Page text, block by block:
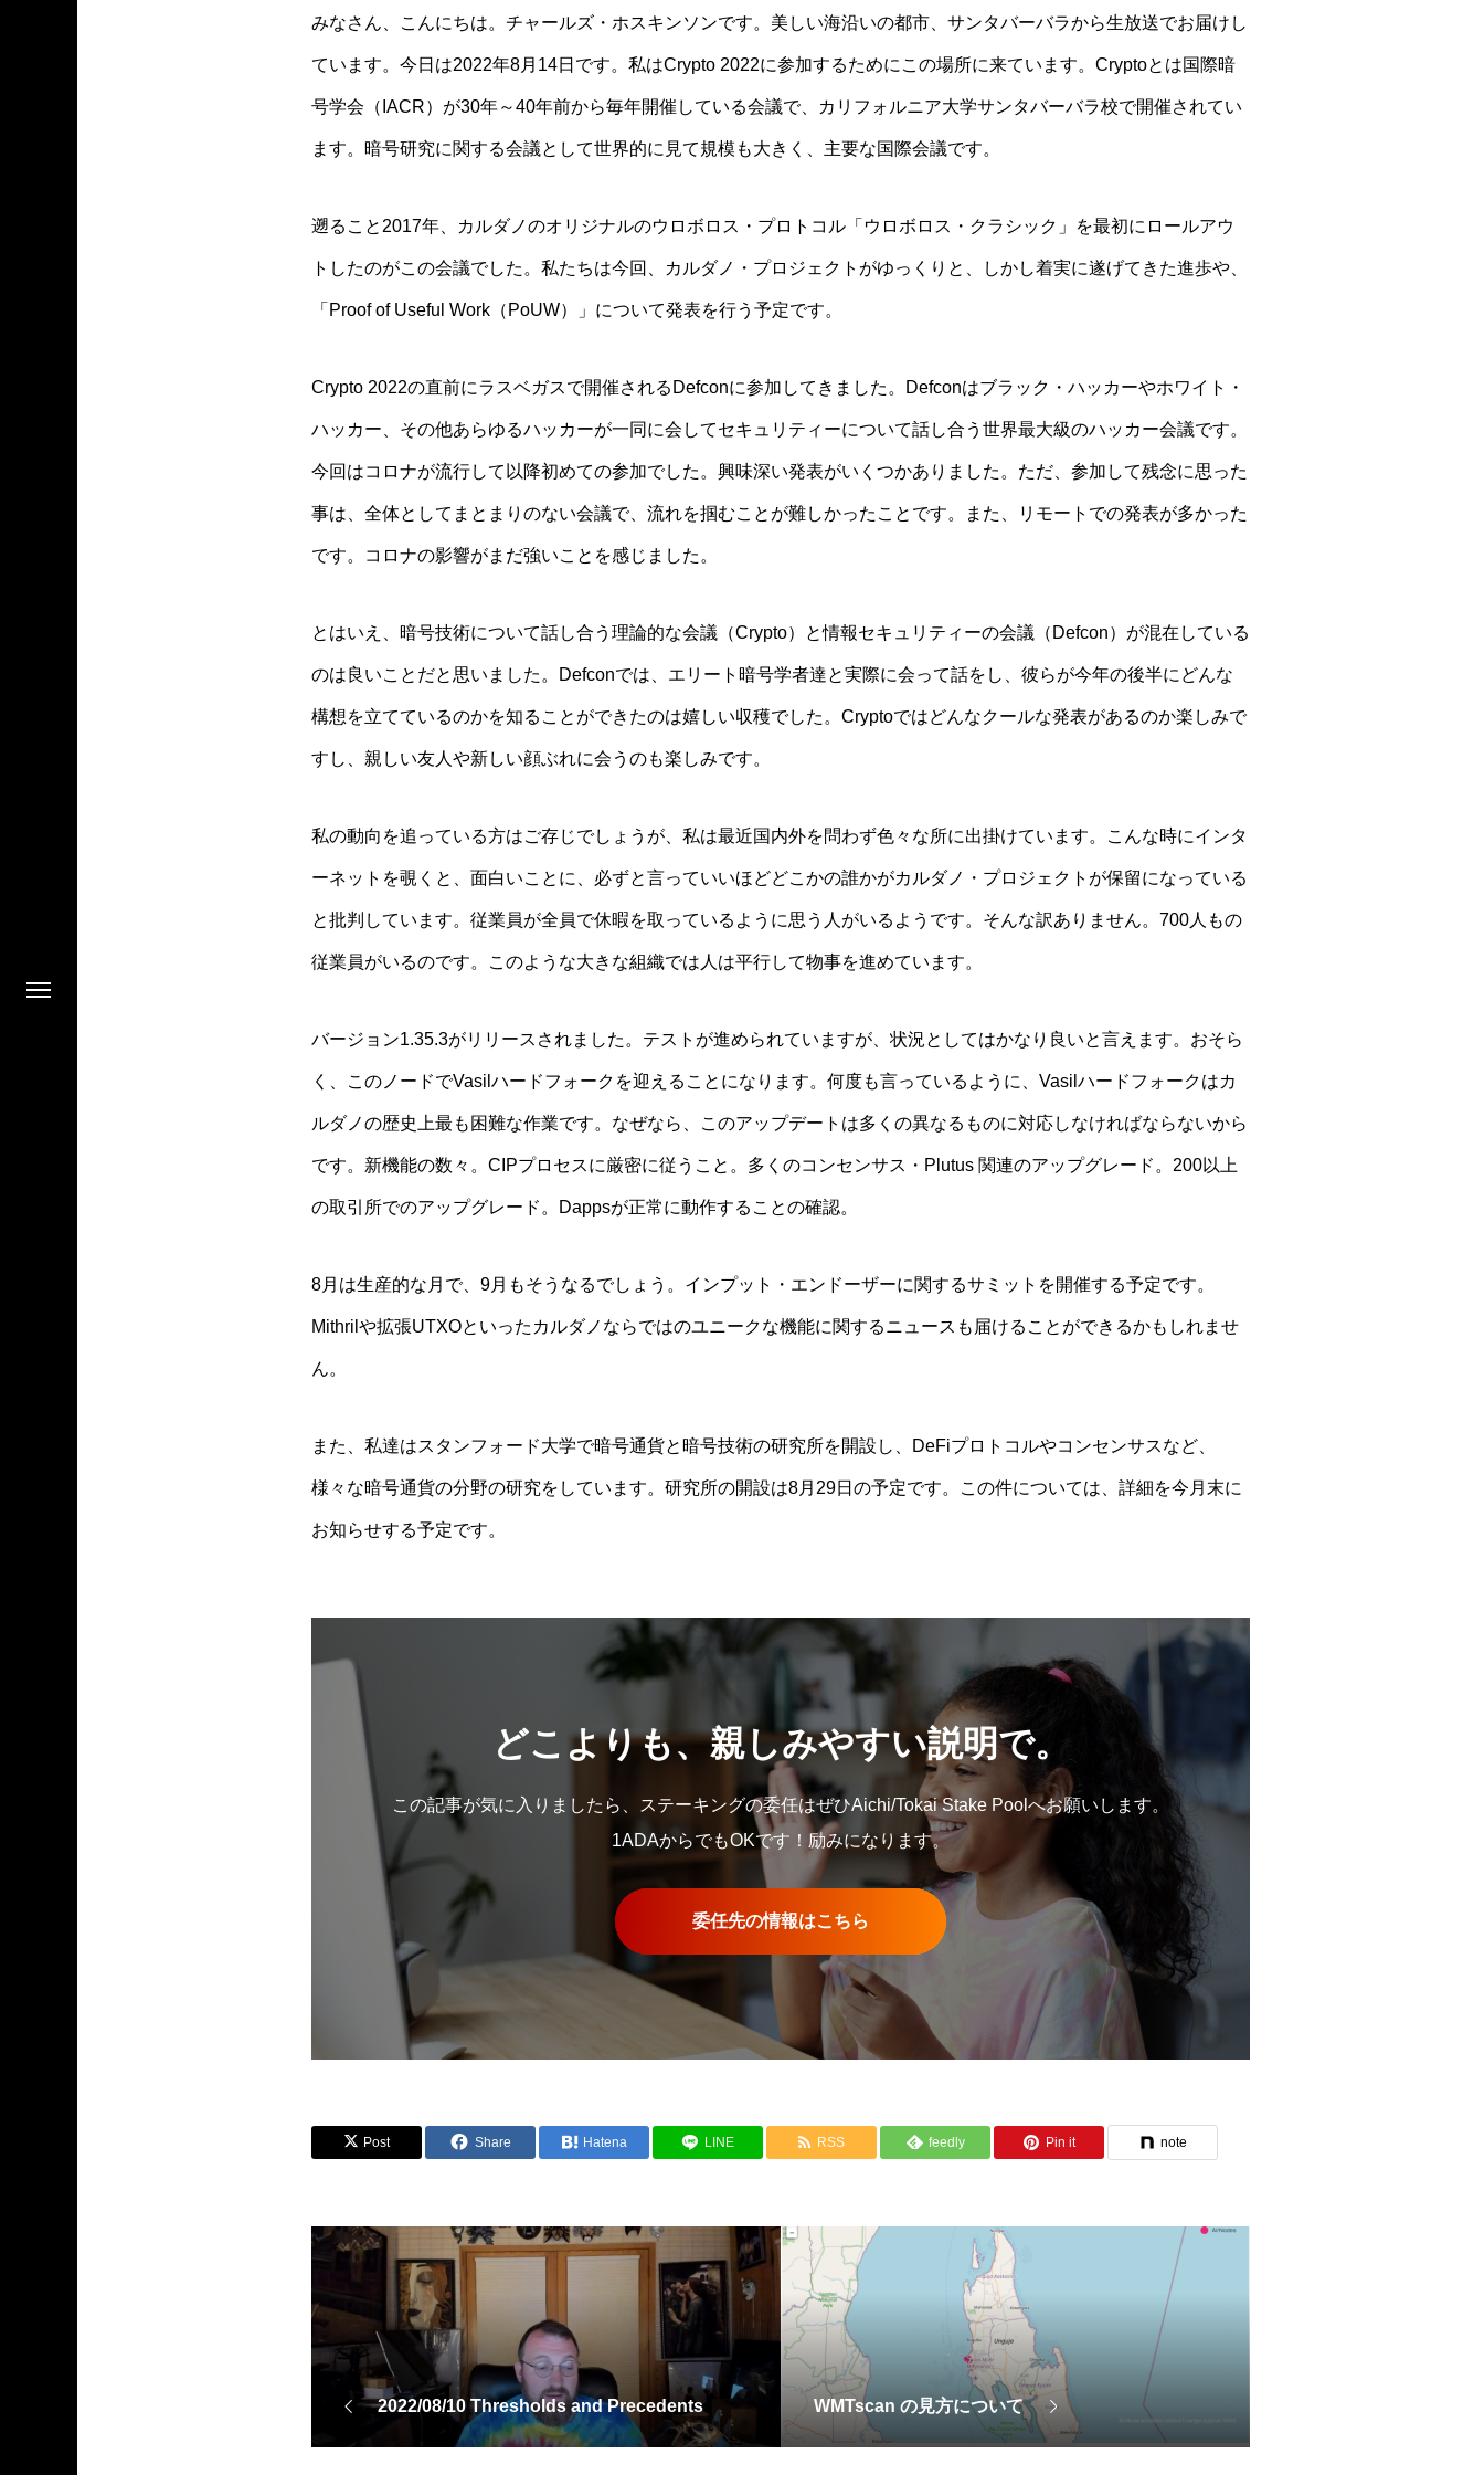
みなさん、こんにちは。チャールズ・ホスキンソンです。美しい海沿いの都市、サンタバーバラから生放送でお届けし
ています。今日は2022年8月14日です。私はCrypto 2022に参加するためにこの場所に来ています。Cryptoとは国際暗
号学会（IACR）が30年～40年前から毎年開催している会議で、カリフォルニア大学サンタバーバラ校で開催されてい
ます。暗号研究に関する会議として世界的に見て規模も大きく、主要な国際会議です。
遡ること2017年、カルダノのオリジナルのウロボロス・プロトコル「ウロボロス・クラシック」を最初にロールアウ
トしたのがこの会議でした。私たちは今回、カルダノ・プロジェクトがゆっくりと、しかし着実に遂げてきた進歩や、
「Proof of Useful Work（PoUW）」について発表を行う予定です。
Crypto 2022の直前にラスベガスで開催されるDefconに参加してきました。Defconはブラック・ハッカーやホワイト・
ハッカー、その他あらゆるハッカーが一同に会してセキュリティーについて話し合う世界最大級のハッカー会議です。
今回はコロナが流行して以降初めての参加でした。興味深い発表がいくつかありました。ただ、参加して残念に思った
事は、全体としてまとまりのない会議で、流れを掴むことが難しかったことです。また、リモートでの発表が多かった
です。コロナの影響がまだ強いことを感じました。
とはいえ、暗号技術について話し合う理論的な会議（Crypto）と情報セキュリティーの会議（Defcon）が混在している
のは良いことだと思いました。Defconでは、エリート暗号学者達と実際に会って話をし、彼らが今年の後半にどんな
構想を立てているのかを知ることができたのは嬉しい収穫でした。Cryptoではどんなクールな発表があるのか楽しみで
すし、親しい友人や新しい顔ぶれに会うのも楽しみです。
私の動向を追っている方はご存じでしょうが、私は最近国内外を問わず色々な所に出掛けています。こんな時にインタ
ーネットを覗くと、面白いことに、必ずと言っていいほどどこかの誰かがカルダノ・プロジェクトが保留になっている
と批判しています。従業員が全員で休暇を取っているように思う人がいるようです。そんな訳ありません。700人もの
従業員がいるのです。このような大きな組織では人は平行して物事を進めています。
バージョン1.35.3がリリースされました。テストが進められていますが、状況としてはかなり良いと言えます。おそら
く、このノードでVasilハードフォークを迎えることになります。何度も言っているように、Vasilハードフォークはカ
ルダノの歴史上最も困難な作業です。なぜなら、このアップデートは多くの異なるものに対応しなければならないから
です。新機能の数々。CIPプロセスに厳密に従うこと。多くのコンセンサス・Plutus 関連のアップグレード。200以上
の取引所でのアップグレード。Dappsが正常に動作することの確認。
8月は生産的な月で、9月もそうなるでしょう。インプット・エンドーザーに関するサミットを開催する予定です。
Mithrilや拡張UTXOといったカルダノならではのユニークな機能に関するニュースも届けることができるかもしれませ
ん。
また、私達はスタンフォード大学で暗号通貨と暗号技術の研究所を開設し、DeFiプロトコルやコンセンサスなど、
様々な暗号通貨の分野の研究をしています。研究所の開設は8月29日の予定です。この件については、詳細を今月末に
お知らせする予定です。
どこよりも、親しみやすい説明で。
この記事が気に入りましたら、ステーキングの委任はぜひAichi/Tokai Stake Poolへお願いします。
1ADAからでもOKです！励みになります。
委任先の情報はこちら
Post Share Hatena LINE RSS feedly Pin it note
2022/08/10 Thresholds and Precedents WMTscan の見方について